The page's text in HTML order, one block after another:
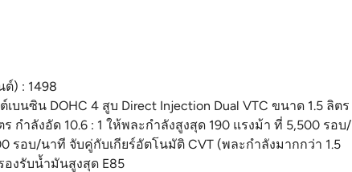
ต์) : 1498
เบนซิน DOHC 4 สูบ Direct Injection Dual VTC ขนาด 1.5 ลิตร
กำลังอัด 10.6 : 1 ให้พละกำลังสูงสุด 190 แรงม้า ที่ 5,500 รอบ/
รอบ/นาที จับคู่กับเกียร์อัตโนมัติ CVT (พละกำลังมากกว่า 1.5
องรับน้ำมันสูงสุด E85